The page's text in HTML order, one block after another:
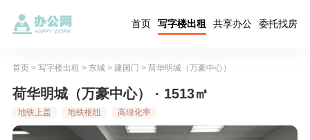
首页 写字楼出租 共享办公 委托找房
首页> 写字楼出租 > 东城> 建国门 > 荷华明城（万豪中心）
荷华明城（万豪中心） · 1513㎡
地铁上盖 地铁枢纽 高绿化率